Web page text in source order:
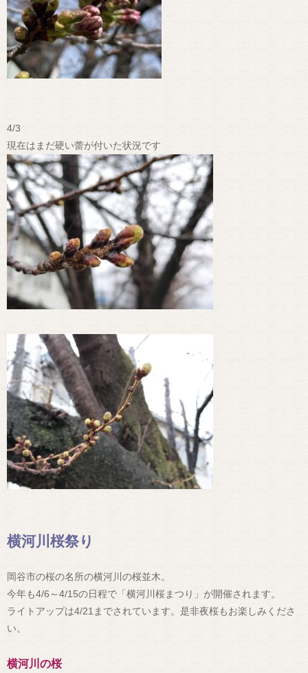
4/3
現在はまだ硬い蕾が付いた状況です
横河川桜祭り
岡谷市の桜の名所の横河川の桜並木。
今年も4/6～4/15の日程で「横河川桜まつり」が開催されます。
ライトアップは4/21までされています。是非夜桜もお楽しみくださ
い。
横河川の桜